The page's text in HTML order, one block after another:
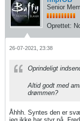
Senior
Oprettet:
26-07-2021, 23:38
Oprindeligt
Altid godt med
drømmen?
Åhhh. Syntes den er